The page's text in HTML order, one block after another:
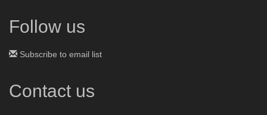
Follow us
Subscribe to email list
Contact us